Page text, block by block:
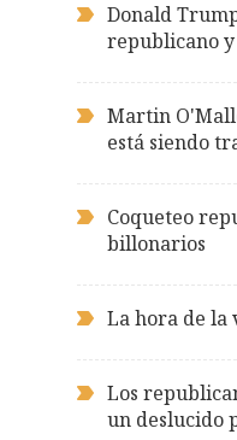
Donald
republicano
Martin
está siendo
Coqueteo
billonarios
La hora de la
Los
un deslucido